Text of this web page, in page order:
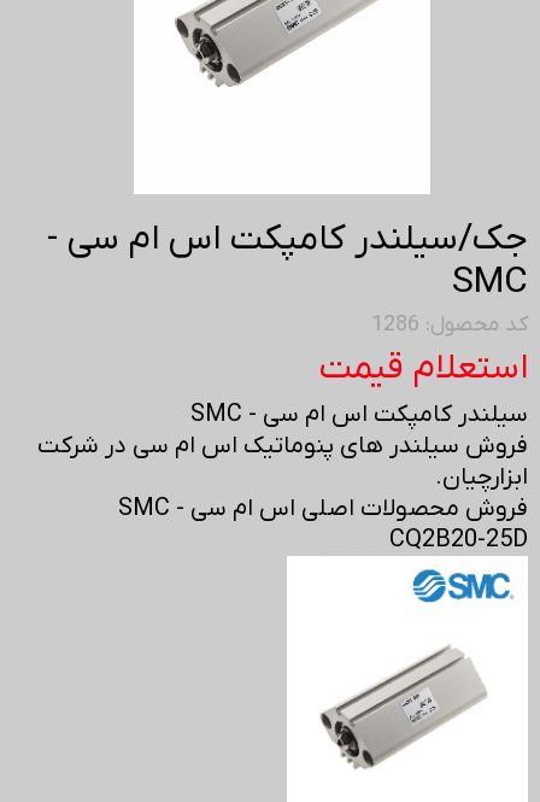
جک/سیلندر کامپکت اس ام سی -
SMC
کد محصول: 1286
استعلام قیمت
سیلندر کامپکت اس ام سی - SMC
فروش سیلندر های پنوماتیک اس ام سی در شرکت
ابزارچیان.
فروش محصولات اصلی اس ام سی - SMC
CQ2B20-25D